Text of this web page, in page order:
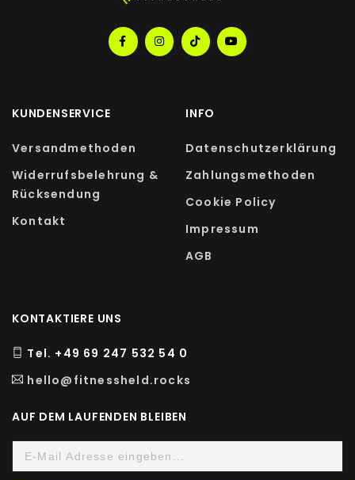
KUNDENSERVICE
Versandmethoden
Widerrufsbelehrung &
Rücksendung
Kontakt
INFO
Datenschutzerklärung
Zahlungsmethoden
Cookie Policy
Impressum
AGB
KONTAKTIERE UNS
Tel. +49 69 247 532 54 0
hello@fitnessheld.rocks
AUF DEM LAUFENDEN BLEIBEN